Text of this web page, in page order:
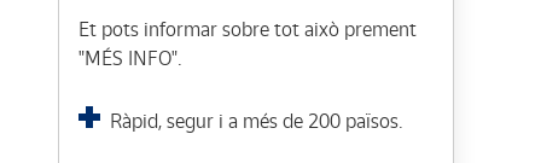
Et pots informar sobre tot això prement
"MÉS INFO".
Ràpid, segur i a més de 200 països.